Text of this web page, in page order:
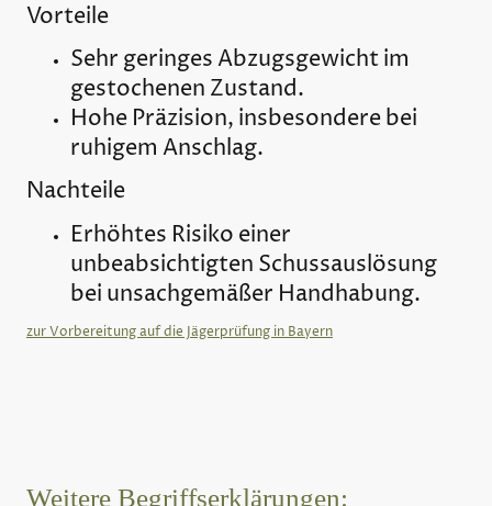
Vorteile
Sehr geringes Abzugsgewicht im
gestochenen Zustand.
Hohe Präzision, insbesondere bei
ruhigem Anschlag.
Nachteile
Erhöhtes Risiko einer
unbeabsichtigten Schussauslösung
bei unsachgemäßer Handhabung.
zur Vorbereitung auf die Jägerprüfung in Bayern
Weitere Begriffserklärungen: